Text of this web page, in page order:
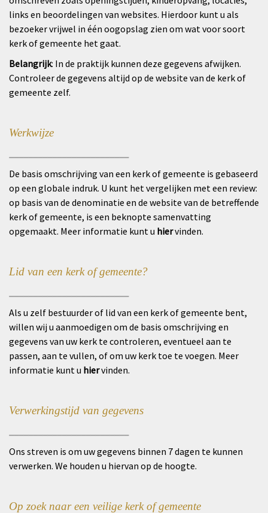
links en beoordelingen van websites. Hierdoor kunt u als
bezoeker vrijwel in één oogopslag zien om wat voor soort
kerk of gemeente het gaat.
Belangrijk: In de praktijk kunnen deze gegevens afwijken.
Controleer de gegevens altijd op de website van de kerk of
gemeente zelf.
Werkwijze
De basis omschrijving van een kerk of gemeente is gebaseerd
op een globale indruk. U kunt het vergelijken met een review:
op basis van de denominatie en de website van de betreffende
kerk of gemeente, is een beknopte samenvatting
opgemaakt. Meer informatie kunt u hiervinden.
Lid van een kerk of gemeente?
Als u zelf bestuurder of lid van een kerk of gemeente bent,
willen wij u aanmoedigen om de basis omschrijving en
gegevens van uw kerk te controleren, eventueel aan te
passen, aan te vullen, of om uw kerk toe te voegen. Meer
informatie kunt u hiervinden.
Verwerkingstijd van gegevens
Ons streven is om uw gegevens binnen 7 dagen te kunnen
verwerken. We houden u hiervan op de hoogte.
Op zoek naar een veilige kerk of gemeente